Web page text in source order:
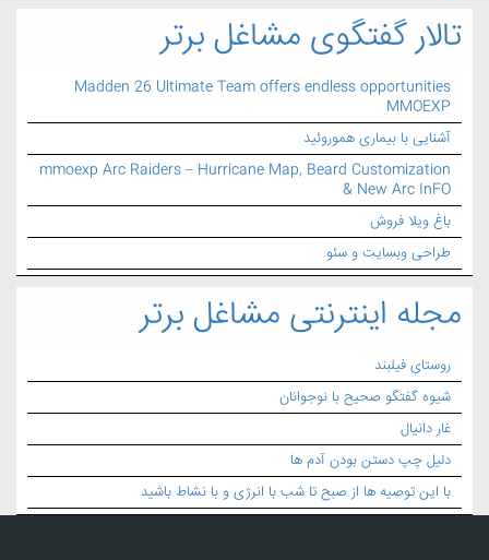
تالار گفتگوی مشاغل برتر
Madden 26 Ultimate Team offers endless opportunities
MMOEXP
آشنایی با بیماری هموروئید
mmoexp Arc Raiders – Hurricane Map, Beard Customization
& New Arc InFO
باغ ویلا فروش
طراحی وبسایت و سئو
مجله اینترنتی مشاغل برتر
روستای فیلبند
شیوه گفتگو صحیح با نوجوانان
غار دانیال
دلیل چپ دستن بودن آدم ها
با این توصیه ها از صبح تا شب با انرژی و با نشاط باشید